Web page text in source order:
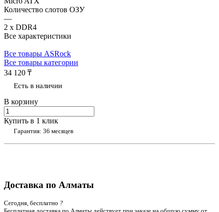
Количество слотов ОЗУ
—
2 x DDR4
Все характеристики
Все товары ASRock
Все товары категории
34 120 ₸
Есть в наличии
В корзину
Купить в 1 клик
Гарантия: 36 месяцев
Доставка по Алматы
Сегодня, бесплатно ?